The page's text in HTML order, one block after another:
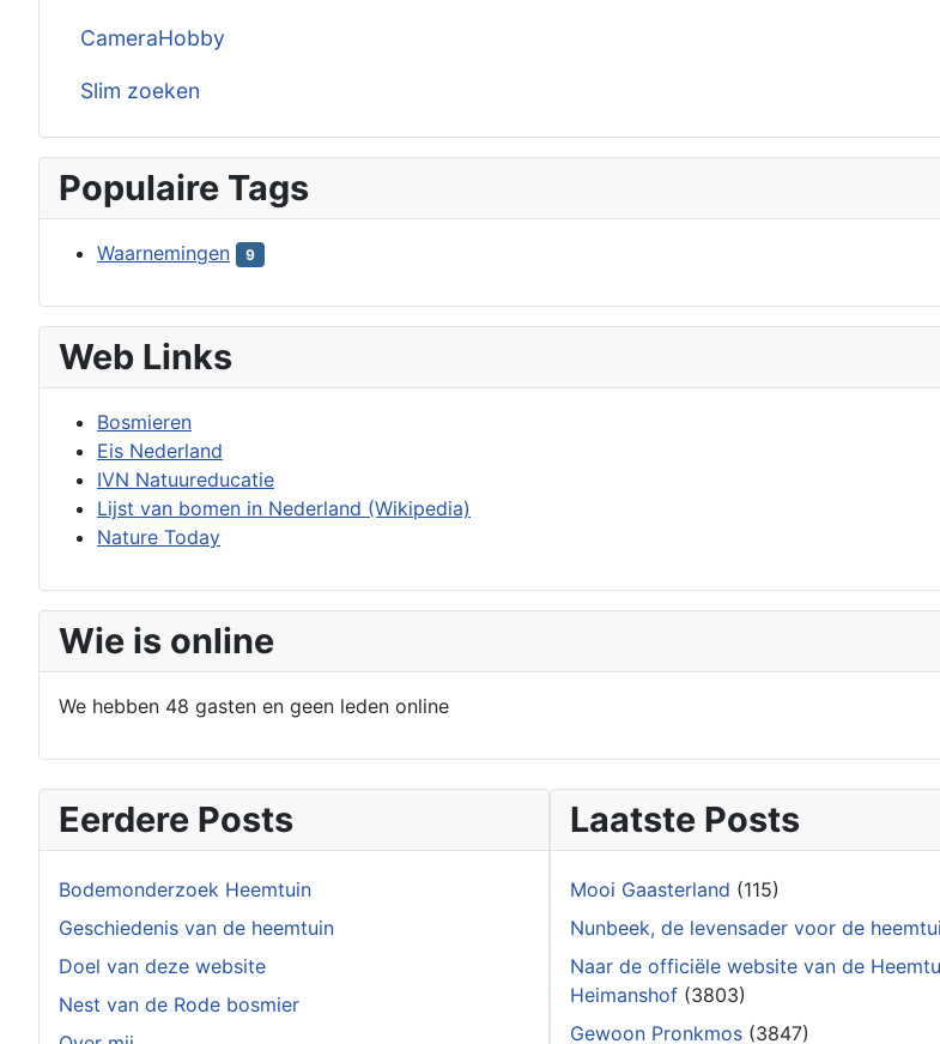
CameraHobby
Slim zoeken
Populaire Tags
Waarnemingen 9
Web Links
Bosmieren
Eis Nederland
IVN Natuureducatie
Lijst van bomen in Nederland (Wikipedia)
Nature Today
Wie is online
We hebben 48 gasten en geen leden online
Eerdere Posts
Bodemonderzoek Heemtuin
Geschiedenis van de heemtuin
Doel van deze website
Nest van de Rode bosmier
Laatste Posts
Mooi Gaasterland (115)
Nunbeek, de levensader voor de
Naar de officiële website van de
Heimanshof (3803)
Gewoon Pronkmos (3847)